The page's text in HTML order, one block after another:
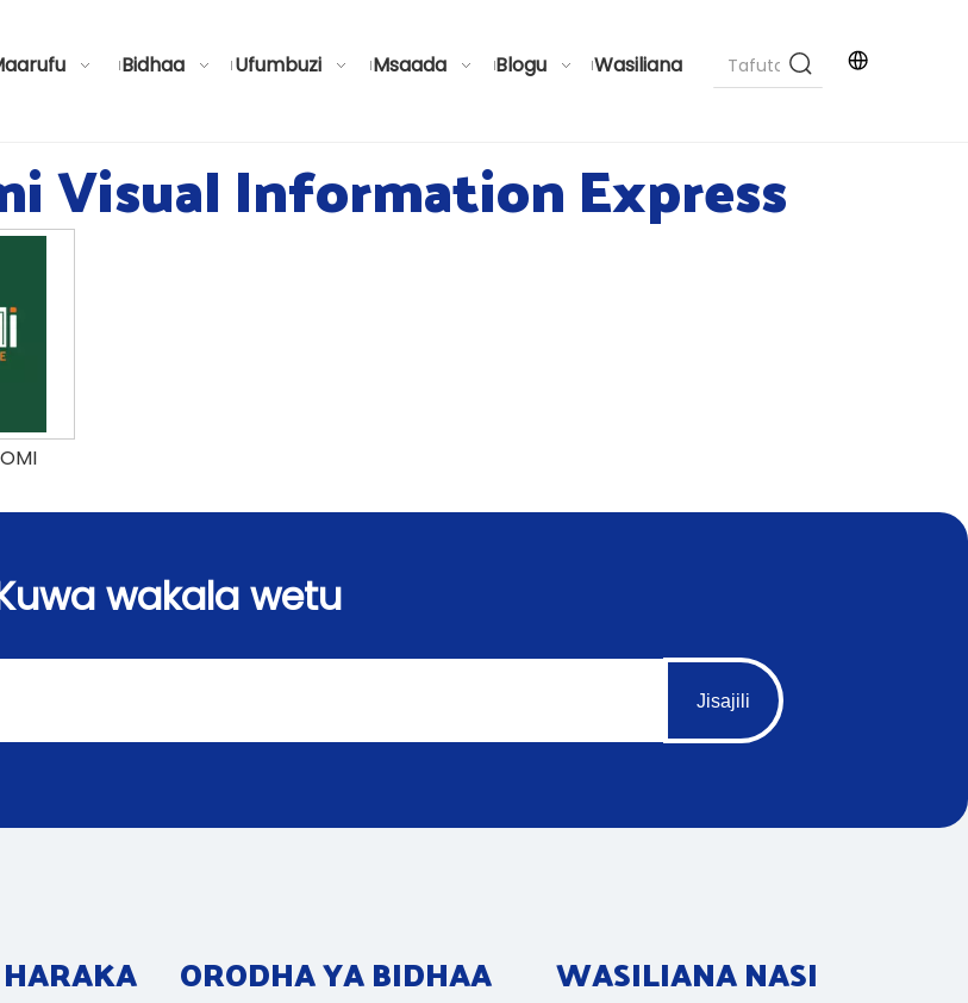
Bidhaa Ufumbuzi Msaada Blogu Wasiliana
Visual Information Express
wakala wetu
Jisajili
ORODHA YA BIDHAA WASILIANA NASI